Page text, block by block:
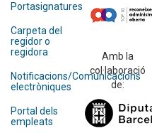
Portasignatures
Carpeta del
regidor o
regidora
Notificacions/Comunicacions
electròniques
Portal dels
empleats
Amb la
col·laboració
de: